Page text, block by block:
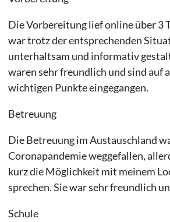
Die Vorbereitung lief online über 3
war trotz der entsprechenden
unterhaltsam und informativ
waren sehr freundlich und sind auf
wichtigen Punkte eingegangen.
Betreuung
Die Betreuung im Austauschland
Coronapandemie weggefallen,
kurz die Möglichkeit mit meinem
sprechen. Sie war sehr freundlich
Schule